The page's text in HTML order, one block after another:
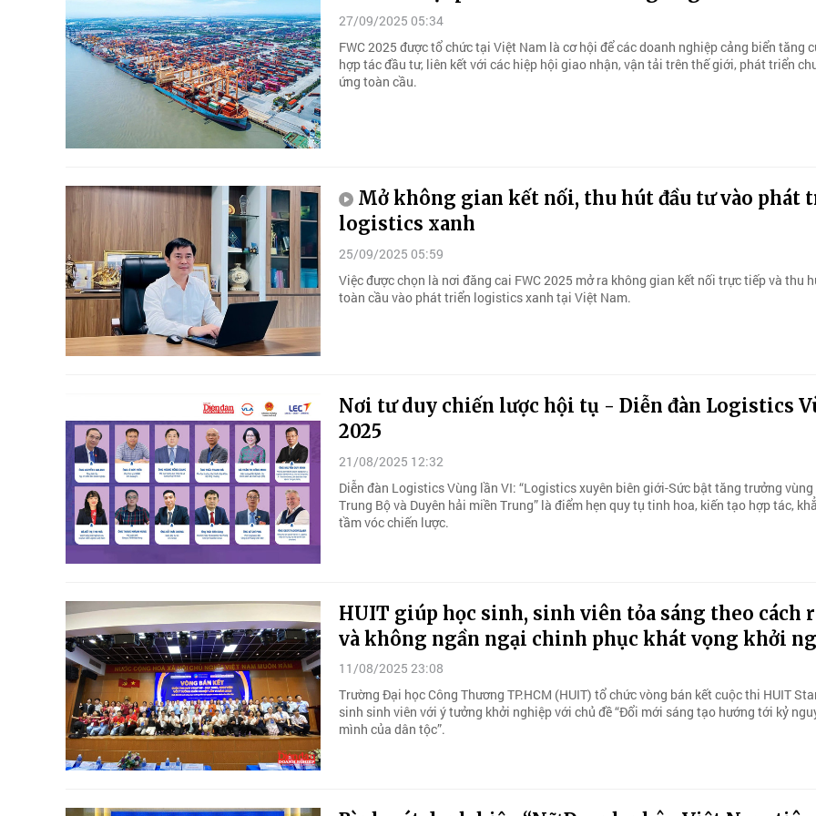
27/09/2025 05:34
FWC 2025 được tổ chức tại Việt Nam là cơ hội để các doanh nghiệp cảng biển tăng
hợp tác đầu tư, liên kết với các hiệp hội giao nhận, vận tải trên thế giới, phát triển
ứng toàn cầu.
Mở không gian kết nối, thu hút đầu tư vào phát
logistics xanh
25/09/2025 05:59
Việc được chọn là nơi đăng cai FWC 2025 mở ra không gian kết nối trực tiếp và thu
toàn cầu vào phát triển logistics xanh tại Việt Nam.
Nơi tư duy chiến lược hội tụ - Diễn đàn Logistics
2025
21/08/2025 12:32
Diễn đàn Logistics Vùng lần VI: “Logistics xuyên biên giới-Sức bật tăng trưởng vùng
Trung Bộ và Duyên hải miền Trung” là điểm hẹn quy tụ tinh hoa, kiến tạo hợp tác,
tầm vóc chiến lược.
HUIT giúp học sinh, sinh viên tỏa sáng theo cách
và không ngần ngại chinh phục khát vọng khởi
11/08/2025 23:08
Trường Đại học Công Thương TP.HCM (HUIT) tổ chức vòng bán kết cuộc thi HUIT
sinh sinh viên với ý tưởng khởi nghiệp với chủ đề “Đổi mới sáng tạo hướng tới kỷ
mình của dân tộc”.